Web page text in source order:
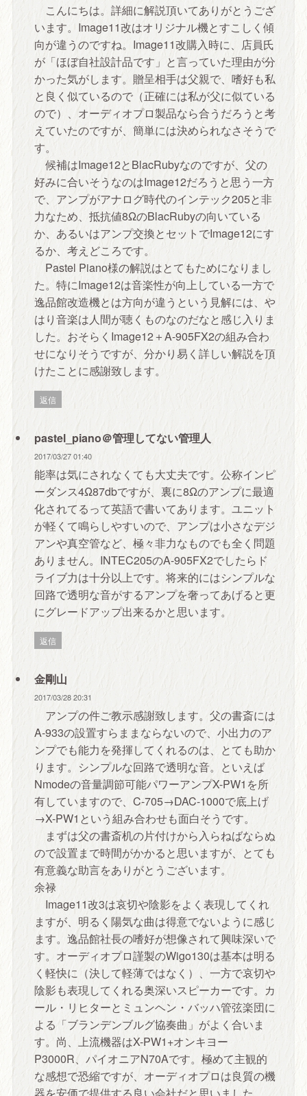
こんにちは。詳細に解説頂いてありがとうござ
います。Image11改はオリジナル機とすこしく傾
向が違うのですね。Image11改購入時に、店員氏
が「ほぼ自社設計品です」と言っていた理由が分
かった気がします。贈呈相手は父親で、嗜好も私
と良く似ているので（正確には私が父に似ている
ので）、オーディオプロ製品なら合うだろうと考
えていたのですが、簡単には決められなさそうで
す。
候補はImage12とBlacRubyなのですが、父の
好みに合いそうなのはImage12だろうと思う一方
で、アンプがアナログ時代のインテック205と非
力なため、抵抗値8ΩのBlacRubyの向いている
か、あるいはアンプ交換とセットでImage12にす
るか、考えどころです。
Pastel Piano様の解説はとてもためになりまし
た。特にImage12は音楽性が向上している一方で
逸品館改造機とは方向が違うという見解には、や
はり音楽は人間が聴くものなのだなと感じ入りま
した。おそらくImage12＋A-905FX2の組み合わ
せになりそうですが、分かり易く詳しい解説を頂
けたことに感謝致します。
返信
pastel_piano＠管理してない管理人
2017/03/27 01:40
能率は気にされなくても大丈夫です。公称インピ
ーダンス4Ω87dbですが、裏に8Ωのアンプに最適
化されてるって英語で書いてあります。ユニット
が軽くて鳴らしやすいので、アンプは小さなデジ
アンや真空管など、極々非力なものでも全く問題
ありません。INTEC205のA-905FX2でしたらド
ライブ力は十分以上です。将来的にはシンプルな
回路で透明な音がするアンプを奢ってあげると更
にグレードアップ出来るかと思います。
返信
金剛山
2017/03/28 20:31
アンプの件ご教示感謝致します。父の書斎には
A-933の設置すらままならないので、小出力のア
ンプでも能力を発揮してくれるのは、とても助か
ります。シンプルな回路で透明な音。といえば
Nmodeの音量調節可能パワーアンプX-PW1を所
有していますので、C-705→DAC-1000で底上げ
→X-PW1という組み合わせも面白そうです。
まずは父の書斎机の片付けから入らねばならぬ
ので設置まで時間がかかると思いますが、とても
有意義な助言をありがとうございます。
余禄
Image11改3は哀切や陰影をよく表現してくれ
ますが、明るく陽気な曲は得意でないように感じ
ます。逸品館社長の嗜好が想像されて興味深いで
す。オーディオプロ謹製のWigo130は基本は明る
く軽快に（決して軽薄ではなく）、一方で哀切や
陰影も表現してくれる奥深いスピーカーです。カ
ール・リヒターとミュンヘン・バッハ管弦楽団に
よる「ブランデンブルグ協奏曲」がよく合いま
す。尚、上流機器はX-PW1+オンキヨー
P3000R、パイオニアN70Aです。極めて主観的
な感想で恐縮ですが、オーディオプロは良質の機